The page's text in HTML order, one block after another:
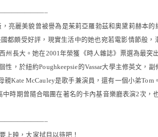
，亮麗美貌曾被譽為是茱莉亞羅勃茲和奧黛莉赫本
頗受好評，現實生活中的她也宛若電影情節般
州長大。她在2001年榮獲《時人雜誌》票選為最突
性，於紐約Poughkeepsie的Vassar大學主修英文，副
親Kate McCauley是歌手兼演員，還有一個小弟Tom。
時期曾隨合唱團在著名的卡內基音樂廳表演2次，
上映，大家拭目以待吧！